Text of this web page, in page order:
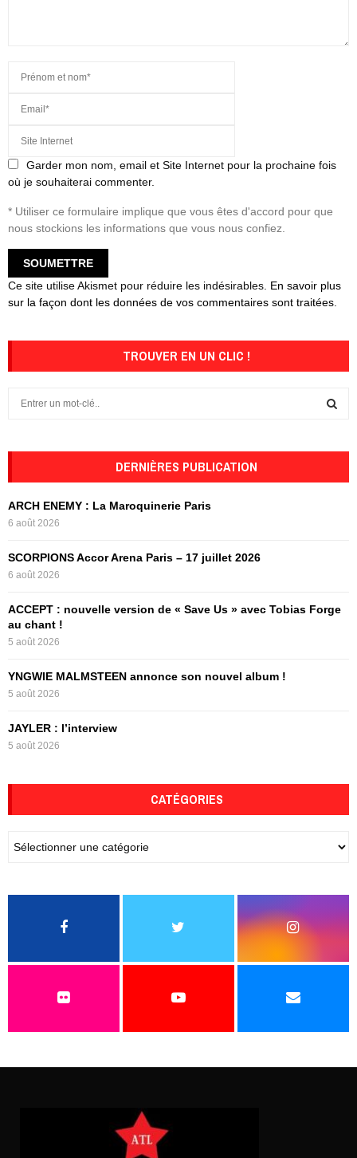
Garder mon nom, email et Site Internet pour la prochaine fois
où je souhaiterai commenter.
* Utiliser ce formulaire implique que vous êtes d'accord pour que
nous stockions les informations que vous nous confiez.
Ce site utilise Akismet pour réduire les indésirables. En savoir plus
sur la façon dont les données de vos commentaires sont traitées
TROUVER EN UN CLIC !
o
r
DERNIÈRES PUBLICATION
ARCH ENEMY : La Maroquinerie Paris
6 août 2026
SCORPIONS Accor Arena Paris – 17 juillet 2026
6 août 2026
ACCEPT : nouvelle version de « Save Us » avec Tobias Forge
au chant !
5 août 2026
YNGWIE MALMSTEEN annonce son nouvel album !
5 août 2026
JAYLER : l’interview
5 août 2026
CATÉGORIES